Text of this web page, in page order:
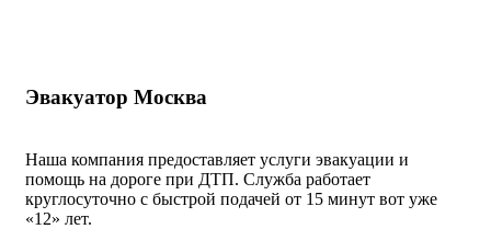
Эвакуатор Москва
Наша компания предоставляет услуги эвакуации и
помощь на дороге при ДТП. Служба работает
круглосуточно с быстрой подачей от 15 минут вот уже
«12» лет.